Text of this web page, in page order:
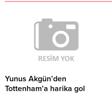
Yunus Akgün’den
Tottenham’a harika gol